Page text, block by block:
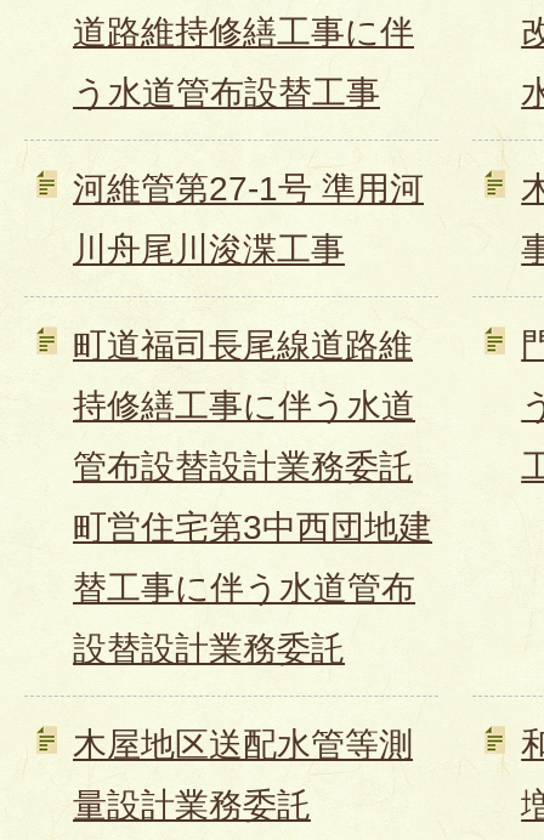
道路維持修繕工事に伴
う水道管布設替工事
河維管第27-1号 準用河
川舟尾川浚渫工事
町道福司長尾線道路維
持修繕工事に伴う水道
管布設替設計業務委託
町営住宅第3中西団地建
替工事に伴う水道管布
設替設計業務委託
木屋地区送配水管等測
量設計業務委託